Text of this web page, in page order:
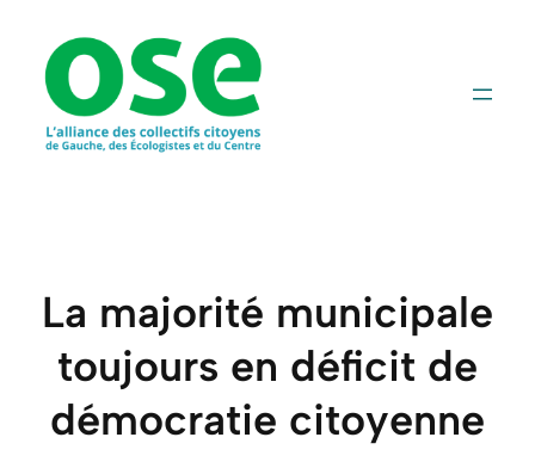
contenu
La majorité municipale
toujours en déficit de
démocratie citoyenne